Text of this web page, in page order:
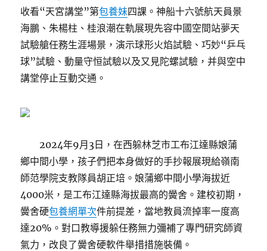
收看“天宮講堂”第包養妹四課。神船十六號航天員景
海鵬、朱楊柱、桂浪潮在軌展現先容中國空間站夢天
試驗艙任務生涯場景，演示球形火焰試驗、巧妙“乒乓
球”試驗、動量守恒試驗以及又見陀螺試驗，并與空中
講堂停止互動交通。
2024年9月3日，在西躲林芝市工布江達縣娘蒲
鄉中間小學，孩子們把本身做好的手抄報展現給嶺南
師范學院支教隊員胡正培。娘蒲鄉中間小學海拔近
4000米，是工布江達縣海拔最高的黌舍。建校初期，
黌舍硬包養網單次件前提差，當地教員流掉率一度高
達20%。對口教導援躲任務無力彌補了專門研究師資
氣力，改良了黌舍硬軟件舉措措施裝備。